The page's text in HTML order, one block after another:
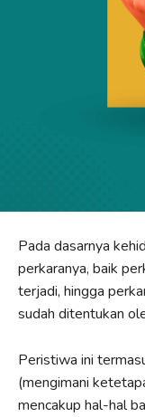
Pada dasarnya
perkaranya, baik
terjadi, hingga
sudah ditentukan
Peristiwa ini
(mengimani
mencakup hal-hal